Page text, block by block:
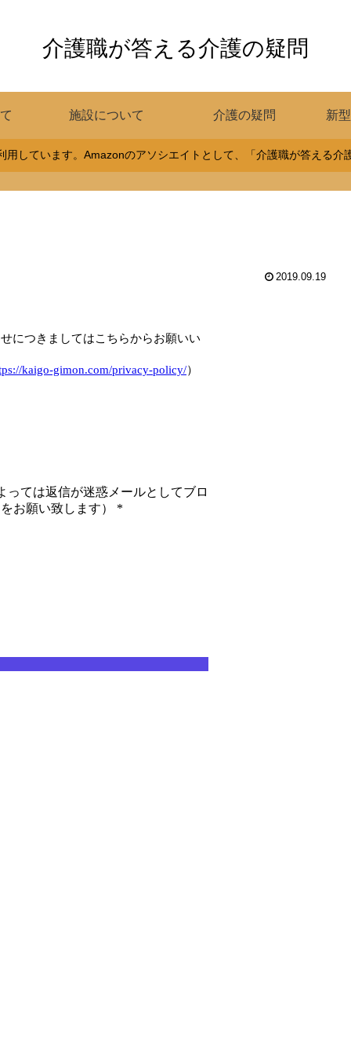
介護職が答える介護の疑問
施設について 介護の疑問 新
しています。Amazonのアソシエイトとして、「介護職が答える介
2019.09.19